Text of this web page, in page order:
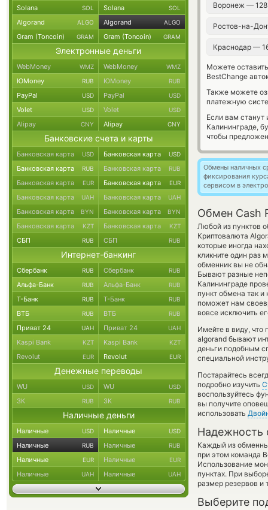
Воронеж —
Ростов-на-
Краснодар —
Можете
BestChange
Также можете
платежную
Если вам
Калининграде,
чтобы
Обмены наличных
фиксирования
сервисом в
Обмен Cash
Любой из пунктов
Криптовалюта
которые иногда
кликните один раз
обменник вы не
Бывают разные
Калининграде
пункт обмена так
поможет нам
вовсе исключить
Имейте в виду, что
algorand бывают
деньги подобным
специальной
Постарайтесь
подробно изучить
воспользуйтесь
вы получите
использовать
Надежность
Каждый из
при этом команда
Использование
пунктах. При
размер резервов и
Выберите
Solana SOL Solana SOL
Algorand ALGO Algorand ALGO
Gram (Toncoin) GRAM Gram (Toncoin) GRAM
Электронные деньги
WebMoney WMZ WebMoney WMZ
ЮMoney RUB ЮMoney RUB
PayPal USD PayPal USD
Volet USD Volet USD
Alipay CNY Alipay CNY
Банковские счета и карты
Банковская карта USD Банковская карта USD
Банковская карта RUB Банковская карта RUB
Банковская карта EUR Банковская карта EUR
Банковская карта UAH Банковская карта UAH
Банковская карта BYN Банковская карта BYN
Банковская карта KZT Банковская карта KZT
СБП RUB СБП RUB
Интернет-банкинг
Сбербанк RUB Сбербанк RUB
Альфа-Банк RUB Альфа-Банк RUB
Т-Банк RUB Т-Банк RUB
ВТБ RUB ВТБ RUB
Приват 24 UAH Приват 24 UAH
Kaspi Bank KZT Kaspi Bank KZT
Revolut EUR Revolut EUR
Денежные переводы
WU USD WU USD
ЗК RUB ЗК RUB
Наличные деньги
Наличные USD Наличные USD
Наличные RUB Наличные RUB
Наличные EUR Наличные EUR
Наличные UAH Наличные UAH